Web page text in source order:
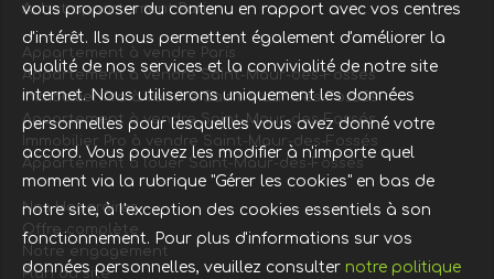
Achat appartement Paris
Appartement à vendre Paris
Appartement à vendre Saint-Maur-des-Fossés
Immobilier Pro à vendre Saint-Maur-des-Fossés
Appartement à vendre Saint-Maur-des-Fossés
Immobilier Pro à vendre Saint-Maur-des-Fossés
Appartement à louer Saint-Maur-des-Fossés
Nos Honoraires
Offre complète
Notre engagement
Plan du site
vous proposer du contenu en rapport avec vos centres
d'intérêt. Ils nous permettent également d'améliorer la
qualité de nos services et la convivialité de notre site
internet. Nous utiliserons uniquement les données
personnelles pour lesquelles vous avez donné votre
accord. Vous pouvez les modifier à n'importe quel
moment via la rubrique "Gérer les cookies" en bas de
notre site, à l'exception des cookies essentiels à son
fonctionnement. Pour plus d'informations sur vos
données personnelles, veuillez consulter notre politique